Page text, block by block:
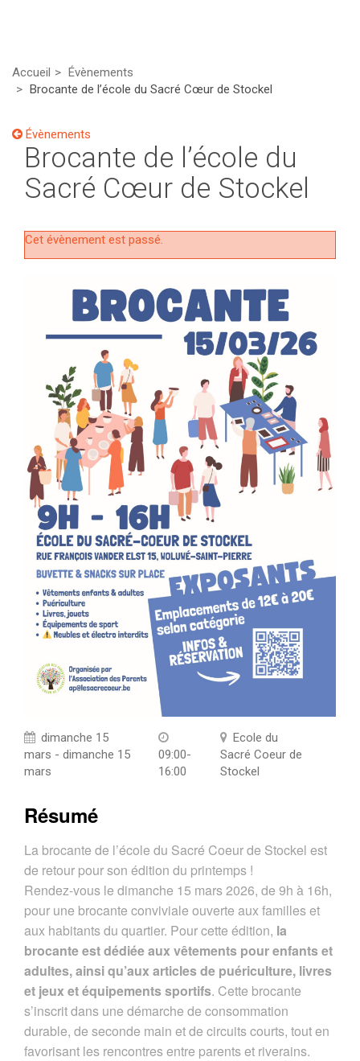
Accueil
Évènements
Brocante de l’école du Sacré Cœur de Stockel
Évènements
Brocante de l’école du
Sacré Cœur de Stockel
Cet évènement est passé.
dimanche 15
mars - dimanche 15
mars
09:00-
16:00
Ecole du
Sacré Coeur de
Stockel
Résumé
La brocante de l’école du Sacré Coeur de Stockel est
de retour pour son édition du printemps !
Rendez-vous le dimanche 15 mars 2026, de 9h à 16h,
pour une brocante conviviale ouverte aux familles et
aux habitants du quartier. Pour cette édition, la
brocante est dédiée aux vêtements pour enfants et
adultes, ainsi qu’aux articles de puériculture, livres
et jeux et équipements sportifs. Cette brocante
s’inscrit dans une démarche de consommation
durable, de seconde main et de circuits courts, tout en
favorisant les rencontres entre parents et riverains.